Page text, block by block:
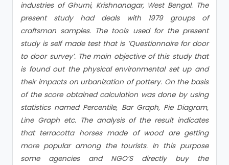
industries of Ghurni, Krishnanagar, West Bengal. The
present study had deals with 1979 groups of
craftsman samples. The tools used for the present
study is self made test that is ’Questionnaire for door
to door survey’. The main objective of this study that
is found out the physical environmental set up and
their impacts on urbanization of pottery. On the basis
of the score obtained calculation was done by using
statistics named Percentile, Bar Graph, Pie Diagram,
Line Graph etc. The analysis of the result indicates
that terracotta horses made of wood are getting
more popular among the tourists. In this purpose
some agencies and NGO’S directly buy the